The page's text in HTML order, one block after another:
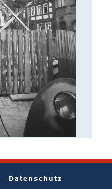
Datenschutz